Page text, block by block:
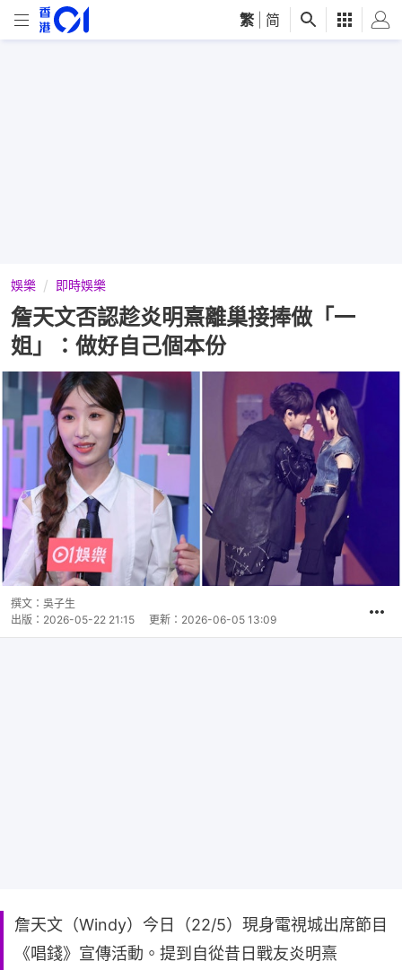
繁 简
娛樂 即時娛樂
詹天文否認趁炎明熹離巢接捧做「一
姐」：做好自己個本份
撰文： 吳子生
出版： 2026-05-22 21:15 更新： 2026-06-05 13:09
詹天文（Windy）今日（22/5）現身電視城出席節目
《唱錢》宣傳活動。提到自從昔日戰友炎明熹